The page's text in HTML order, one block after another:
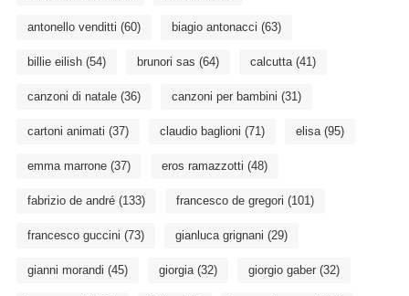
antonello venditti (60) biagio antonacci (63)
billie eilish(54) brunori sas (64) calcutta(41)
canzoni di natale(36) canzoni per bambini (31)
cartoni animati (37) claudio baglioni (71) elisa(95)
emma marrone(37) eros ramazzotti (48)
fabrizio de andré(133) francesco de gregori (101)
francesco guccini (73) gianluca grignani (29)
gianni morandi (45) giorgia(32) giorgio gaber(32)